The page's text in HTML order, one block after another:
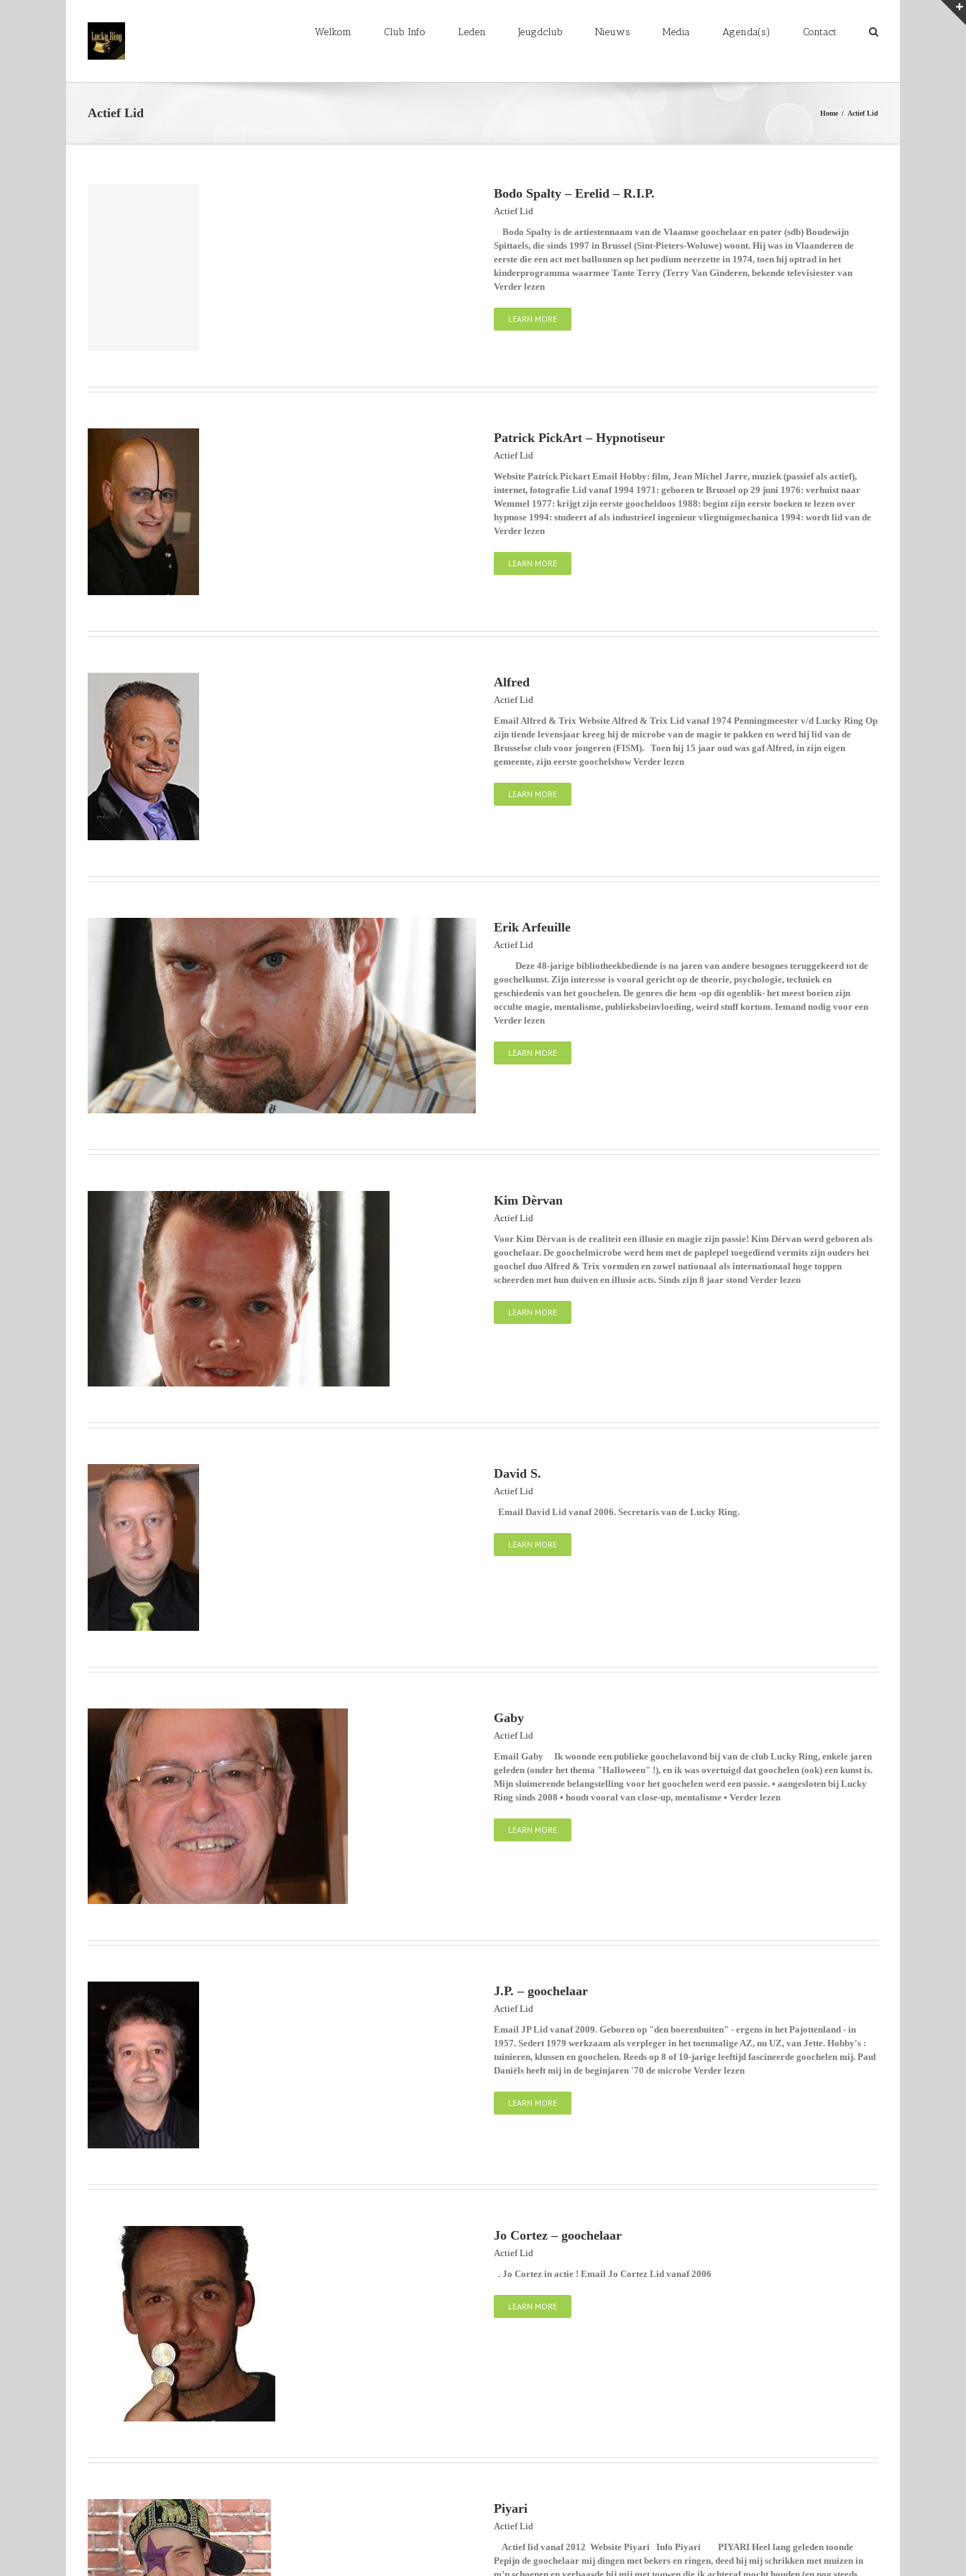
Welkom Club Info Leden Jeugdclub Nieuws Media Agenda(s) Contact
Actief Lid Home / Actief Lid
Bodo Spalty – Erelid – R.I.P.
Actief Lid
Bodo Spalty is de artiestennaam van de Vlaamse goochelaar en pater (sdb) Boudewijn
Spittaels, die sinds 1997 in Brussel (Sint-Pieters-Woluwe) woont. Hij was in Vlaanderen de
eerste die een act met ballonnen op het podium neerzette in 1974, toen hij optrad in het
kinderprogramma waarmee Tante Terry (Terry Van Ginderen, bekende televisiester van
Verder lezen
LEARN MORE
Patrick PickArt – Hypnotiseur
Actief Lid
Website Patrick Pickart Email Hobby: film, Jean Michel Jarre, muziek (passief als actief),
internet, fotografie Lid vanaf 1994 1971: geboren te Brussel op 29 juni 1976: verhuist naar
Wemmel 1977: krijgt zijn eerste goocheldoos 1988: begint zijn eerste boeken te lezen over
hypnose 1994: studeert af als industrieel ingenieur vliegtuigmechanica 1994: wordt lid van de
Verder lezen
LEARN MORE
Alfred
Actief Lid
Email Alfred & Trix Website Alfred & Trix Lid vanaf 1974 Penningmeester v/d Lucky Ring Op
zijn tiende levensjaar kreeg hij de microbe van de magie te pakken en werd hij lid van de
Brusselse club voor jongeren (FISM). Toen hij 15 jaar oud was gaf Alfred, in zijn eigen
gemeente, zijn eerste goochelshow Verder lezen
LEARN MORE
Erik Arfeuille
Actief Lid
Deze 48-jarige bibliotheekbediende is na jaren van andere besognes teruggekeerd tot de
goochelkunst. Zijn interesse is vooral gericht op de theorie, psychologie, techniek en
geschiedenis van het goochelen. De genres die hem -op dit ogenblik- het meest boeien zijn
occulte magie, mentalisme, publieksbeinvloeding, weird stuff kortom. Iemand nodig voor een
Verder lezen
LEARN MORE
Kim Dèrvan
Actief Lid
Voor Kim Dèrvan is de realiteit een illusie en magie zijn passie! Kim Dèrvan werd geboren als
goochelaar. De goochelmicrobe werd hem met de paplepel toegediend vermits zijn ouders het
goochel duo Alfred & Trix vormden en zowel nationaal als internationaal hoge toppen
scheerden met hun duiven en illusie acts. Sinds zijn 8 jaar stond Verder lezen
LEARN MORE
David S.
Actief Lid
Email David Lid vanaf 2006. Secretaris van de Lucky Ring.
LEARN MORE
Gaby
Actief Lid
Email Gaby Ik woonde een publieke goochelavond bij van de club Lucky Ring, enkele jaren
geleden (onder het thema "Halloween" !), en ik was overtuigd dat goochelen (ook) een kunst is.
Mijn sluimerende belangstelling voor het goochelen werd een passie. • aangesloten bij Lucky
Ring sinds 2008 • houdt vooral van close-up, mentalisme • Verder lezen
LEARN MORE
J.P. – goochelaar
Actief Lid
Email JP Lid vanaf 2009. Geboren op "den boerenbuiten" - ergens in het Pajottenland - in
1957. Sedert 1979 werkzaam als verpleger in het toenmalige AZ, nu UZ, van Jette. Hobby's :
tuinieren, klussen en goochelen. Reeds op 8 of 10-jarige leeftijd fascineerde goochelen mij. Paul
Daniëls heeft mij in de beginjaren '70 de microbe Verder lezen
LEARN MORE
Jo Cortez – goochelaar
Actief Lid
. Jo Cortez in actie ! Email Jo Cortez Lid vanaf 2006
LEARN MORE
Piyari
Actief Lid
Actief lid vanaf 2012 Website Piyari Info Piyari PIYARI Heel lang geleden toonde
Pepijn de goochelaar mij dingen met bekers en ringen, deed hij mij schrikken met muizen in